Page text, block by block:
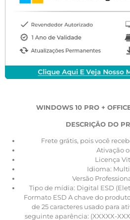
WINDOWS 10 PRO +
DESCRIÇĀO DO
Frete grátis, pois você
Ativação
Licença
Idioma:
Versão
Tipo de mídia: Digital ESD
Formato ESD A chave do
de 25 caracteres usado para
seguinte aparência: (XXXXX-